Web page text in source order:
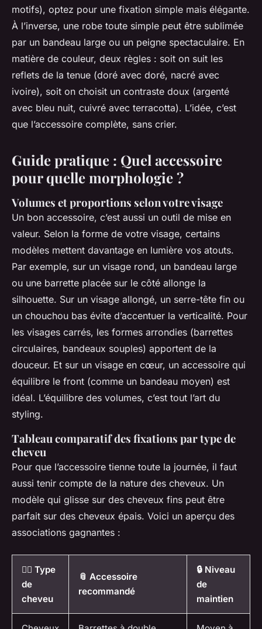
motifs), optez pour une fixation simple mais élégante.
À l’inverse, une robe toute simple peut être sublimée
par un bandeau large ou un peigne spectaculaire. En
matière de couleur, deux règles : soit on suit les
reflets de la tenue (doré avec doré, nacré avec
ivoire), soit on choisit un contraste doux (argenté
avec bleu nuit, cuivré avec terracotta). L’idée, c’est
que l’accessoire complète, sans crier.
Guide pratique : Quel accessoire
pour quelle morphologie ?
Volumes et proportions selon votre visage
Un bon accessoire, c’est aussi un outil de mise en
valeur. Selon la forme de votre visage, certains
modèles mettent davantage en lumière vos atouts.
Par exemple, sur un visage rond, un bandeau large
ou une barrette placée sur le côté allonge la
silhouette. Sur un visage allongé, un serre-tête fin ou
un chouchou bas évite d’accentuer la verticalité. Pour
les visages carrés, les formes arrondies (barrettes
circulaires, bandeaux souples) apportent de la
douceur. Et sur un visage en cœur, un accessoire qui
équilibre le front (comme un bandeau moyen) est
idéal. L’équilibre des volumes, c’est tout l’art du
styling.
Tableau comparatif des fixations par type de
cheveu
Pour que l’accessoire tienne toute la journée, il faut
aussi tenir compte de la nature des cheveux. Un
modèle qui glisse sur des cheveux fins peut être
parfait sur des cheveux épais. Voici un aperçu des
associations gagnantes :
💇‍♀️ Type
de
cheveu
📎 Accessoire
recommandé
🔒 Niveau
de
maintien